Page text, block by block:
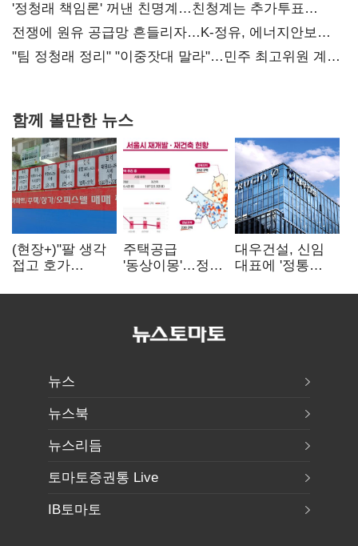
사과부터"
'정청래 책임론' 꺼낸 친명계…친청계는 추가투표
때리기
전쟁에 원유 공급망 흔들리자…K-정유, 에너지안보
핵심으로 재부상
"팀 정청래 정리" "이중잣대 말라"…민주 최고위원 계파
함께 볼만한 뉴스
(현장+)"팔 생각
접고 호가
똘똘한 한 채'
주택공급
'동상이몽'…정부
없으면 '공수표'
대우건설, 신임
대표에 '정통
부사장 내정
뉴스
뉴스북
뉴스리듬
토마토증권통 Live
IB토마토